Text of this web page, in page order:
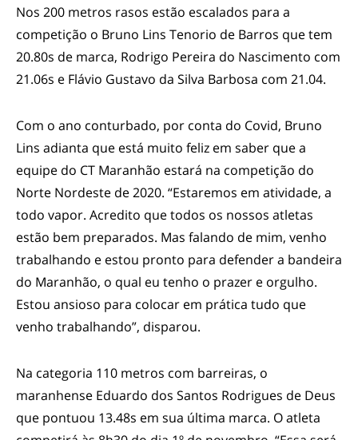
Nos 200 metros rasos estão escalados para a
competição o Bruno Lins Tenorio de Barros que tem
20.80s de marca, Rodrigo Pereira do Nascimento com
21.06s e Flávio Gustavo da Silva Barbosa com 21.04.
Com o ano conturbado, por conta do Covid, Bruno
Lins adianta que está muito feliz em saber que a
equipe do CT Maranhão estará na competição do
Norte Nordeste de 2020. “Estaremos em atividade, a
todo vapor. Acredito que todos os nossos atletas
estão bem preparados. Mas falando de mim, venho
trabalhando e estou pronto para defender a bandeira
do Maranhão, o qual eu tenho o prazer e orgulho.
Estou ansioso para colocar em prática tudo que
venho trabalhando”, disparou.
Na categoria 110 metros com barreiras, o
maranhense Eduardo dos Santos Rodrigues de Deus
que pontuou 13.48s em sua última marca. O atleta